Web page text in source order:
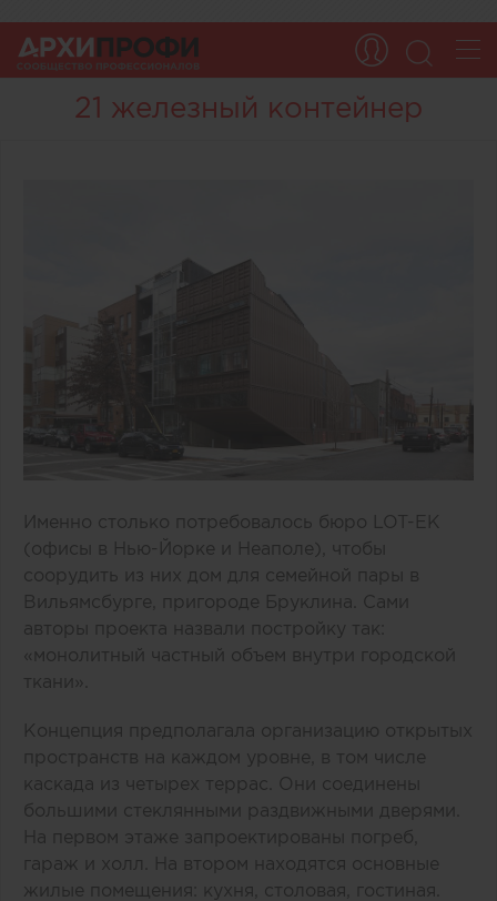
21 железный контейнер
Именно столько потребовалось бюро LOT-EK
(офисы в Нью-Йорке и Неаполе), чтобы
соорудить из них дом для семейной пары в
Вильямсбурге, пригороде Бруклина. Сами
авторы проекта назвали постройку так:
«монолитный частный объем внутри городской
ткани».
Концепция предполагала организацию открытых
пространств на каждом уровне, в том числе
каскада из четырех террас. Они соединены
большими стеклянными раздвижными дверями.
На первом этаже запроектированы погреб,
гараж и холл. На втором находятся основные
жилые помещения: кухня, столовая, гостиная.